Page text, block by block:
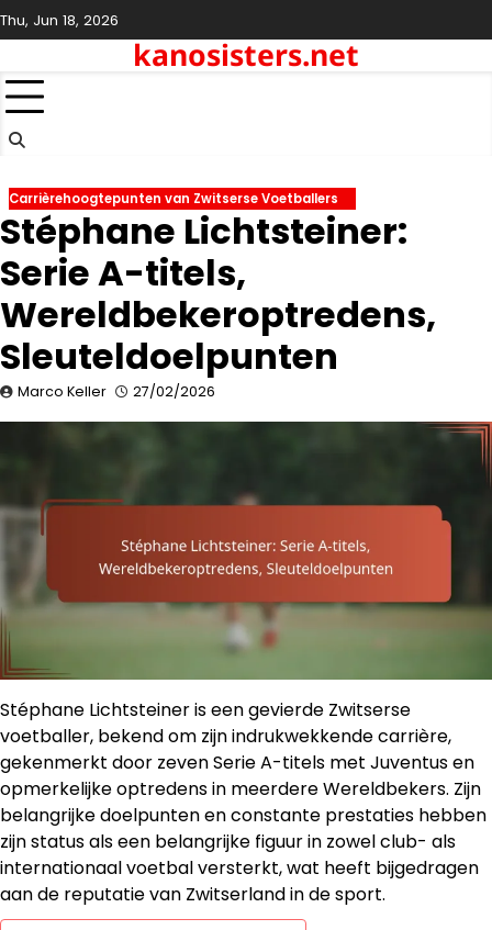
Skip
to
Thu, Jun 18, 2026
kanosisters.net
Carrièrehoogtepunten van Zwitserse Voetballers
Stéphane Lichtsteiner:
Serie A-titels,
Wereldbekeroptredens,
Sleuteldoelpunten
Marco Keller 27/02/2026
Stéphane Lichtsteiner is een gevierde Zwitserse
voetballer, bekend om zijn indrukwekkende carrière,
gekenmerkt door zeven Serie A-titels met Juventus en
opmerkelijke optredens in meerdere Wereldbekers. Zijn
belangrijke doelpunten en constante prestaties hebben
zijn status als een belangrijke figuur in zowel club- als
internationaal voetbal versterkt, wat heeft bijgedragen
aan de reputatie van Zwitserland in de sport.